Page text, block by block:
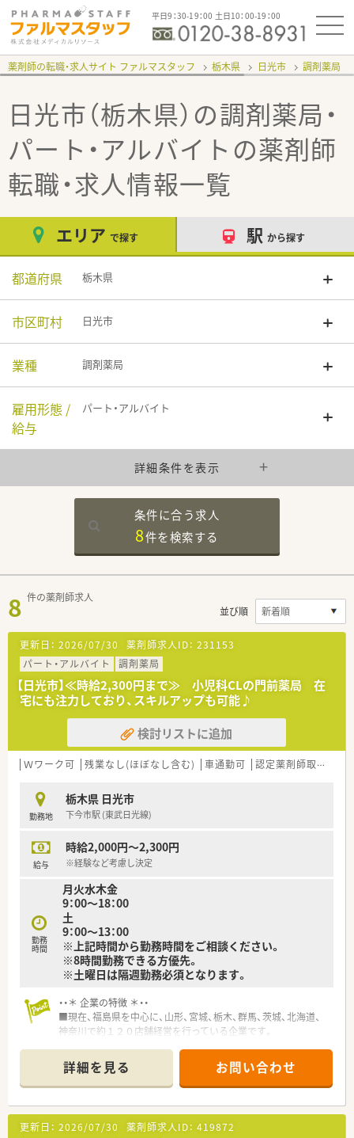
平日9：30-19：00 土日10：00-19：00
薬剤師の転職・求人サイト ファルマスタッフ 栃木県 日光市 調剤薬局
日光市（栃木県）の調剤薬局・
パート・アルバイト の薬剤師
転職・求人情報一覧
エリア で探す 駅 から探す
都道府県 栃木県
市区町村 日光市
業種 調剤薬局
雇用形態 /
給与
パート・アルバイト
詳細条件を表示
条件に合う求人
8件を検索する
8 件の薬剤師求人
並び順
更新日： 2026/07/30 薬剤師求人ID： 231153
パート・アルバイト
調剤薬局
【日光市】≪時給2,300円まで≫ 小児科CLの門前薬局 在
宅にも注力しており、スキルアップも可能♪
検討リストに追加
Ｗワーク可 残業なし(ほぼなし含む) 車通勤可 認定薬剤師取得支援あり
勤務地
栃木県 日光市
下今市駅 (東武日光線)
給与
時給2,000円～2,300円
※経験など考慮し決定
勤務
時間
月火水木金
9：00～18：00
土
9：00～13：00
※上記時間から勤務時間をご相談ください。
※8時間勤務できる方優先。
※土曜日は隔週勤務必須となります。
・・＊ 企業の特徴 ＊・・
■現在、福島県を中心に、山形、宮城、栃木、群馬、茨城、北海道、
神奈川で約１２０店舗経営を行っている企業です。
充実により人材育成を推し進め、地域医療に貢献していきたいと
考えています。
詳細を見る お問い合わせ
更新日： 2026/07/30 薬剤師求人ID： 419872